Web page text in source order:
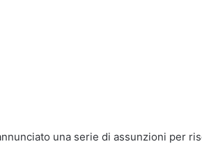
una serie di assunzioni per